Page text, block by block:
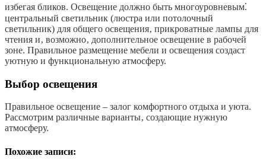
избегая бликов. Освещение должно быть многоуровневым⁚
центральный светильник (люстра или потолочный
светильник) для общего освещения‚ прикроватные лампы для
чтения и‚ возможно‚ дополнительное освещение в рабочей
зоне. Правильное размещение мебели и освещения создаст
уютную и функциональную атмосферу.
Выбор освещения
Правильное освещение – залог комфортного отдыха и уюта.
Рассмотрим различные варианты‚ создающие нужную
атмосферу.
Похожие записи: